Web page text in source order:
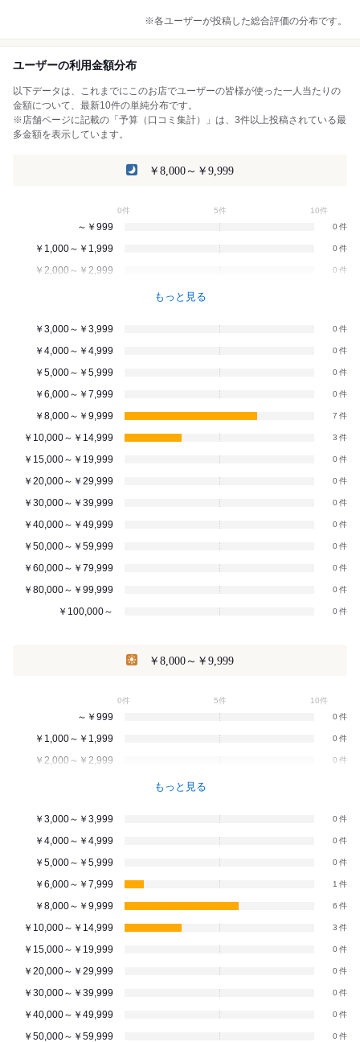
※各ユーザーが投稿した総合評価の分布です。
ユーザーの利用金額分布
以下データは、これまでにこのお店でユーザーの皆様が使った一人当たりの
金額について、最新10件の単純分布です。
※店舗ページに記載の「予算（口コミ集計）」は、3件以上投稿されている最
多金額を表示しています。
￥8,000～￥9,999
0件 5件 10件
～￥999 0
￥1,000～￥1,999 0
￥2,000～￥2,999 0
もっと見る
￥3,000～￥3,999 0
￥4,000～￥4,999 0
￥5,000～￥5,999 0
￥6,000～￥7,999 0
￥8,000～￥9,999 7
￥10,000～￥14,999 3
￥15,000～￥19,999 0
￥20,000～￥29,999 0
￥30,000～￥39,999 0
￥40,000～￥49,999 0
￥50,000～￥59,999 0
￥60,000～￥79,999 0
￥80,000～￥99,999 0
￥100,000～ 0
￥8,000～￥9,999
0件 5件 10件
～￥999 0
￥1,000～￥1,999 0
￥2,000～￥2,999 0
もっと見る
￥3,000～￥3,999 0
￥4,000～￥4,999 0
￥5,000～￥5,999 0
￥6,000～￥7,999 1
￥8,000～￥9,999 6
￥10,000～￥14,999 3
￥15,000～￥19,999 0
￥20,000～￥29,999 0
￥30,000～￥39,999 0
￥40,000～￥49,999 0
￥50,000～￥59,999 0